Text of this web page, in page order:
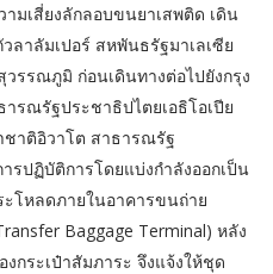
สี่ยงลักลอบขนยาเสพติด เดิน
ลาลัมเปอร์ สหพันธรัฐมาเลเซีย
รรณภูมิ ก่อนเดินทางต่อไปยังกรุง
รัฐประชาธิปไตยเอธิโอเปีย
าติอิวาโต สาธารณรัฐ
บัติการโดยแบ่งกำลังออกเป็น
โหลดภายในอาคารขนถ่าย
Baggage Terminal) หลัง
กระเป๋าสัมภาระ จึงแจ้งให้ชุด